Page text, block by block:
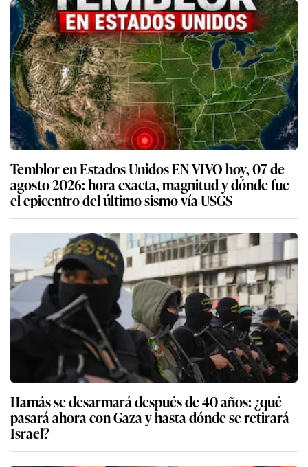
Temblor en Estados Unidos EN VIVO hoy, 07 de
agosto 2026: hora exacta, magnitud y dónde fue
el epicentro del último sismo vía USGS
Hamás se desarmará después de 40 años: ¿qué
pasará ahora con Gaza y hasta dónde se retirará
Israel?